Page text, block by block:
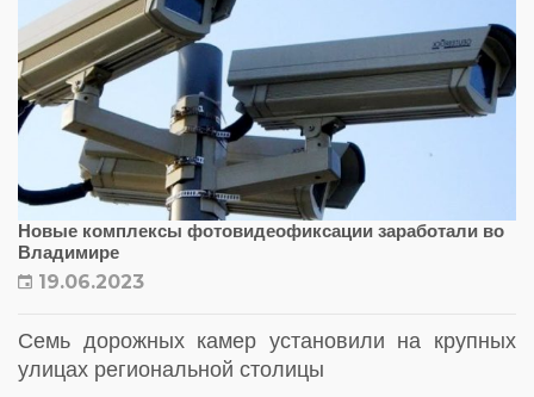
Новые комплексы фотовидеофиксации заработали во
Владимире
19.06.2023
Семь дорожных камер установили на крупных
улицах региональной столицы